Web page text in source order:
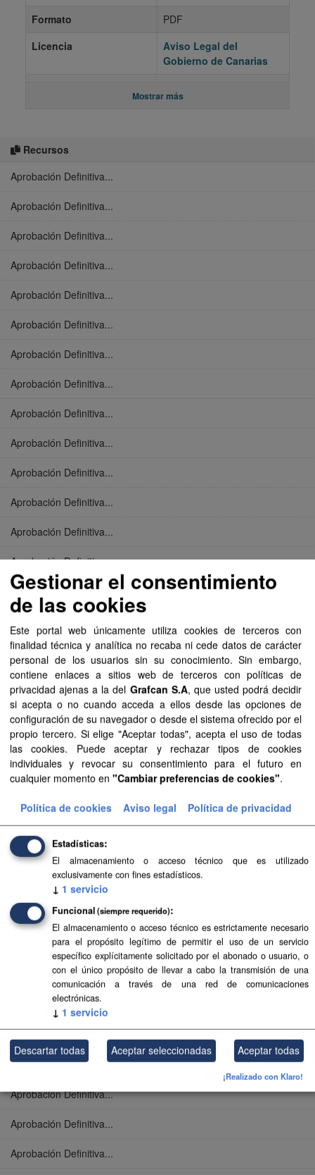
Recursos
Aprobación Definitiva...
Aprobación Definitiva...
Aprobación Definitiva...
Aprobación Definitiva...
Aprobación Definitiva...
Aprobación Definitiva...
Aprobación Definitiva...
Aprobación Definitiva...
Aprobación Definitiva...
Aprobación Definitiva...
Aprobación Definitiva...
Aprobación Definitiva...
Aprobación Definitiva...
Aprobación Definitiva...
Aprobación Definitiva...
Aprobación Definitiva...
Aprobación Definitiva...
Aprobación Definitiva...
Aprobación Definitiva...
Aprobación Definitiva...
Aprobación Definitiva...
Aprobación Definitiva...
Aprobación Definitiva...
Aprobación Definitiva...
Aprobación Definitiva...
Aprobación Definitiva...
Aprobación Definitiva...
Aprobación Definitiva...
Aprobación Definitiva...
Aprobación Definitiva...
Aprobación Definitiva...
Formato
PDF
Licencia
Aviso Legal del
Gobierno de Canarias
Mostrar más
Gestionar el consentimiento
de las cookies
Este portal web únicamente utiliza cookies de terceros con
finalidad técnica y analítica no recaba ni cede datos de carácter
personal de los usuarios sin su conocimiento. Sin embargo,
contiene enlaces a sitios web de terceros con políticas de
privacidad ajenas a la del Grafcan S.A, que usted podrá decidir
si acepta o no cuando acceda a ellos desde las opciones de
configuración de su navegador o desde el sistema ofrecido por el
propio tercero. Si elige "Aceptar todas", acepta el uso de todas
las cookies. Puede aceptar y rechazar tipos de cookies
individuales y revocar su consentimiento para el futuro en
cualquier momento en "Cambiar preferencias de cookies".
Política de cookies Aviso legal Política de privacidad
Estadísticas
El almacenamiento o acceso técnico que es utilizado
exclusivamente con fines estadísticos.
↓ 1 servicio
Funcional (siempre requerido)
El almacenamiento o acceso técnico es estrictamente necesario
para el propósito legítimo de permitir el uso de un servicio
específico explícitamente solicitado por el abonado o usuario, o
con el único propósito de llevar a cabo la transmisión de una
comunicación a través de una red de comunicaciones
electrónicas.
↓ 1 servicio
Descartar todas Aceptar seleccionadas Aceptar todas
¡Realizado con Klaro!